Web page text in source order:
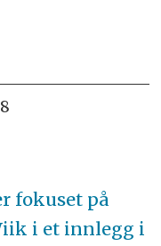
fokuset på
i et innlegg i